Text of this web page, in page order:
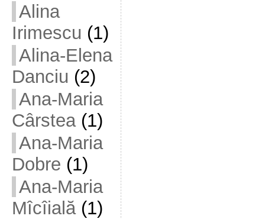
Alina
Irimescu (1)
Alina-Elena
Danciu (2)
Ana-Maria
Cârstea(1)
Ana-Maria
Dobre (1)
Ana-Maria
Mîcîială(1)